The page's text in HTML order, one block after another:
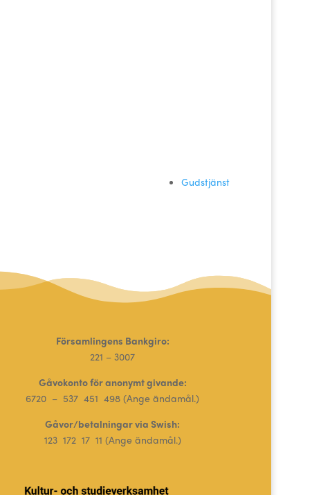
Gudstjänst
Församlingens Bankgiro:
221 – 3007
Gåvokonto för anonymt givande:
6720 – 537 451 498 (Ange ändamål.)
Gåvor/betalningar via Swish:
123 172 17 11 (Ange ändamål.)